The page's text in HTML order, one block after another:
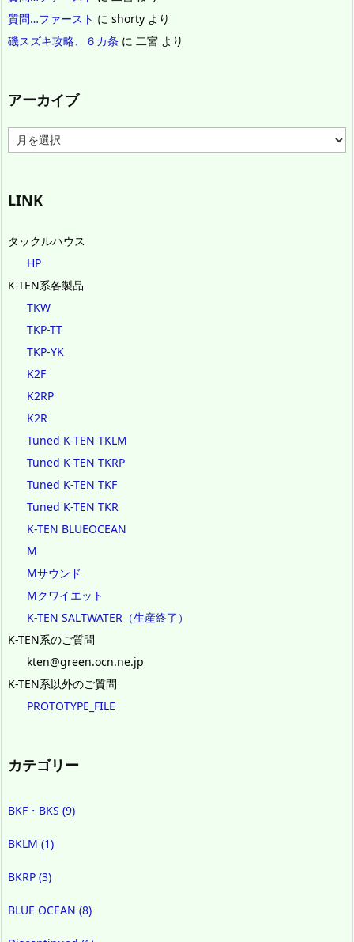
質問…ファースト に shorty より
磯スズキ攻略、６カ条 に 二宮 より
アーカイブ
ー
ブ
LINK
タックルハウス
HP
K-TEN系各製品
TKW
TKP-TT
TKP-YK
K2F
K2RP
K2R
Tuned K-TEN TKLM
Tuned K-TEN TKRP
Tuned K-TEN TKF
Tuned K-TEN TKR
K-TEN BLUEOCEAN
M
Mサウンド
Mクワイエット
K-TEN SALTWATER（生産終了）
K-TEN系のご質問
kten@green.ocn.ne.jp
K-TEN系以外のご質問
PROTOTYPE_FILE
カテゴリー
BKF・BKS (9)
BKLM (1)
BKRP (3)
BLUE OCEAN (8)